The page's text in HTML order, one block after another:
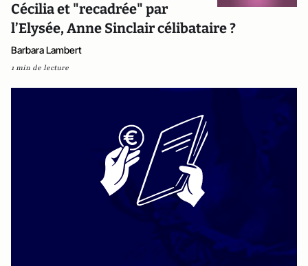
Cécilia et "recadrée" par
l’Elysée, Anne Sinclair célibataire ?
Barbara Lambert
1 min de lecture